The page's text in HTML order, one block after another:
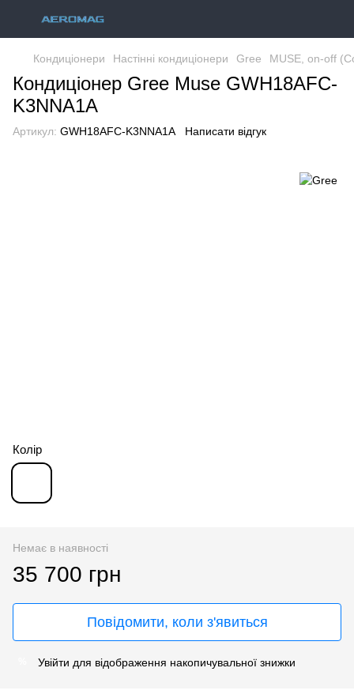
Кондиціонери Настінні кондиціонери Gree MUSE, on-off
Кондиціонер Gree Muse GWH18AFC-
K3NNA1A
Артикул: GWH18AFC-K3NNA1A Написати відгук
Колір
Немає в наявності
35 700 грн
Повідомити, коли з'явиться
Увійти для відображення накопичувальної знижки